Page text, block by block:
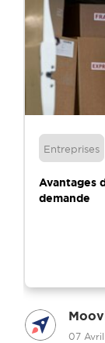
Entreprises
Avantages
demande
07 Avril